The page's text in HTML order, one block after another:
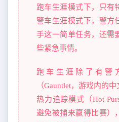
跑车生涯模式下，只有
警车生涯模式下，警方
手这一简单任务，还需
些紧急事情。
跑车生涯除了有警
（Gauntlet，游戏内的
热力追踪模式（Hot
避免被捕来赢得比赛）